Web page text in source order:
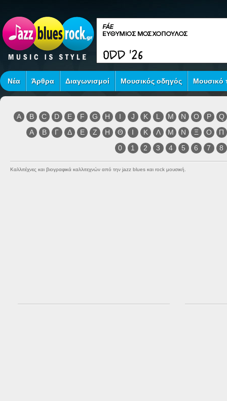
Νέα Άρθρα Διαγωνισμοί Μουσικός οδηγός Μουσικό
A B C D E F G H I J K L M N O P
Q
Α
Β Γ Δ Ε Ζ Η Θ Ι Κ Λ Μ Ν Ξ Ο
Π
0
1 2 3 4 5 6 7 8
Καλλιτέχνες και βιογραφικά καλλιτεχνών από την jazz blues και rock μουσική.